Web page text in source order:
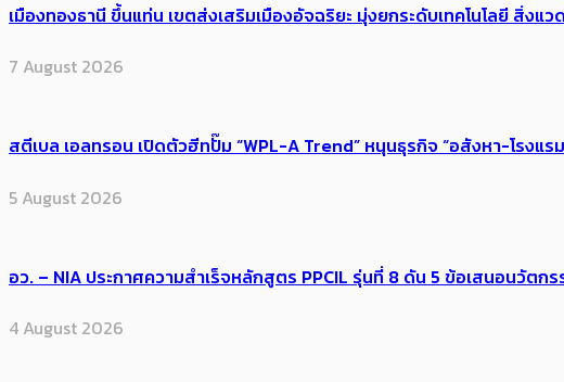
เมืองทองธานี ขึ้นแท่น เขตส่งเสริมเมืองอัจฉริยะ มุ่งยกระดับเทคโนโลยี สิ่ง
7 August 2026
สตีเบล เอลทรอน เปิดตัวฮีทปั๊ม “WPL-A Trend” หนุนธุรกิจ “อสังหา-โรงแ
5 August 2026
อว. – NIA ประกาศความสำเร็จหลักสูตร PPCIL รุ่นที่ 8 ดัน 5 ข้อเสนอนวัต
4 August 2026